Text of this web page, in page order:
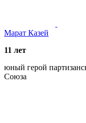
Марат Казей
11 лет
юный герой
Союза